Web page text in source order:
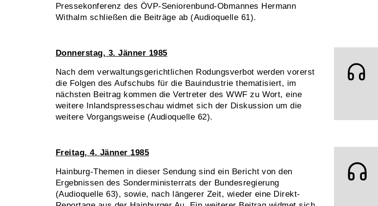
Pressekonferenz des ÖVP-Seniorenbund-Obmannes Hermann
Withalm schließen die Beiträge ab (Audioquelle 61).
Donnerstag, 3. Jänner 1985
Nach dem verwaltungsgerichtlichen Rodungsverbot werden vorerst
die Folgen des Aufschubs für die Bauindustrie thematisiert, im
nächsten Beitrag kommen die Vertreter des WWF zu Wort, eine
weitere Inlandspresseschau widmet sich der Diskussion um die
weitere Vorgangsweise (Audioquelle 62).
Freitag, 4. Jänner 1985
Hainburg-Themen in dieser Sendung sind ein Bericht von den
Ergebnissen des Sonderministerrats der Bundesregierung
(Audioquelle 63), sowie, nach längerer Zeit, wieder eine Direkt-